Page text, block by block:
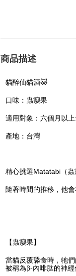
商品描述
貓醉仙貓酒🐱
口味：蟲癭果
適用對象：六個月以
產地：台灣
精心挑選Matatabi（
隨著時間的推移，他
【蟲癭果】
當貓反覆舔食時，牠
被稱為β-內啡肽的神